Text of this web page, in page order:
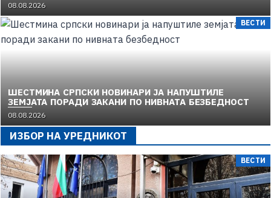
08.08.2026
ВЕСТИ
ШЕСТМИНА СРПСКИ НОВИНАРИ ЈА НАПУШТИЛЕ
ЗЕМЈАТА ПОРАДИ ЗАКАНИ ПО НИВНАТА БЕЗБЕДНОСТ
08.08.2026
ИЗБОР НА УРЕДНИКОТ
ВЕСТИ